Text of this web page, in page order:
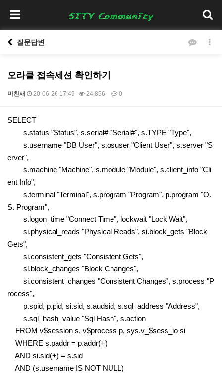
질문답변
오라클 접속세션 확인하기
미친새 20-06-26 17:49 24,856 0
본문
SELECT
s.status "Status", s.serial# "Serial#", s.TYPE "Type",
s.username "DB User", s.osuser "Client User", s.server "S
erver",
s.machine "Machine", s.module "Module", s.client_info "Cli
ent Info",
s.terminal "Terminal", s.program "Program", p.program "O.
S. Program",
s.logon_time "Connect Time", lockwait "Lock Wait",
si.physical_reads "Physical Reads", si.block_gets "Block
Gets",
si.consistent_gets "Consistent Gets",
si.block_changes "Block Changes",
si.consistent_changes "Consistent Changes", s.process "P
rocess",
p.spid, p.pid, si.sid, s.audsid, s.sql_address "Address",
s.sql_hash_value "Sql Hash", s.action
FROM v$session s, v$process p, sys.v_$sess_io si
WHERE s.paddr = p.addr(+)
AND si.sid(+) = s.sid
AND (s.username IS NOT NULL)